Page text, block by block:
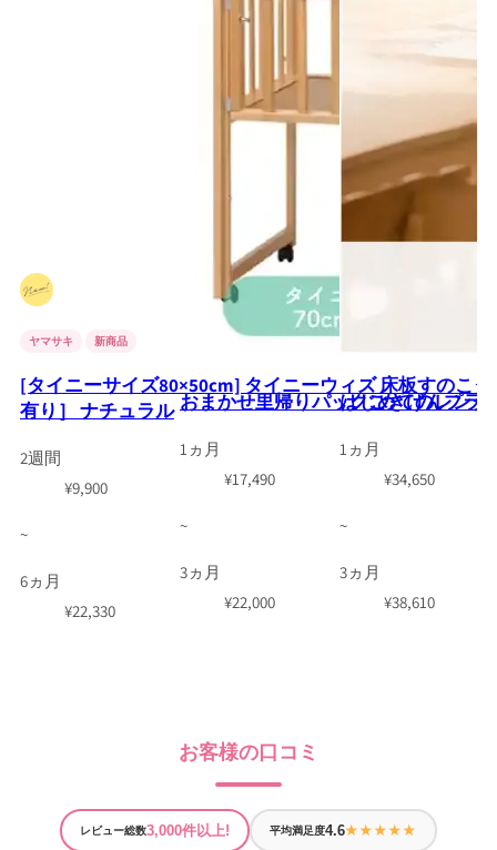
ヤマサキ 新商品
[タイニーサイズ80×50cm] タイニーウィズ 床板すのこ
有り］ ナチュラル
2週間
¥9,900
~
6ヵ月
¥22,330
おまかせ里帰りパックごきげんプラ
1ヵ月
¥17,490
~
3ヵ月
¥22,000
はじめてのレンタ
1ヵ月
¥34,650
~
3ヵ月
¥38,610
お客様の口コミ
レビュー総数3,000件以上! 平均満足度4.6★★★★★